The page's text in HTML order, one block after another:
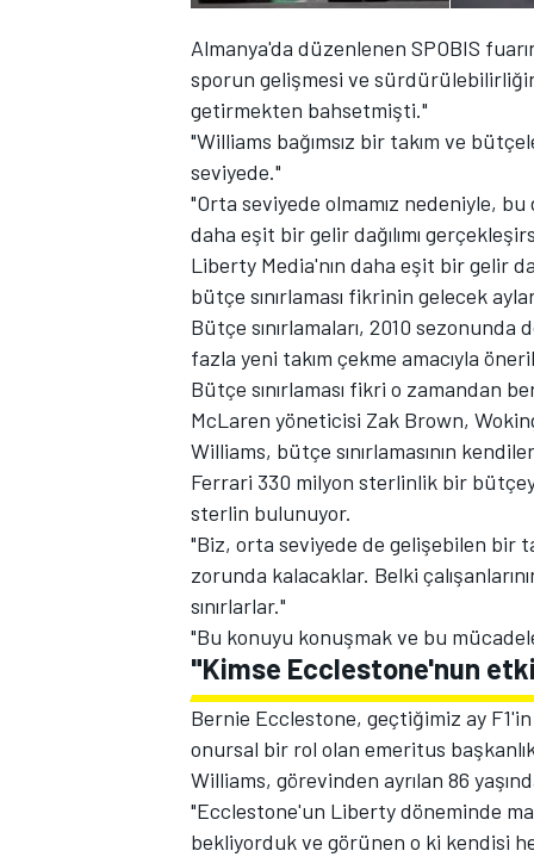
TÜRK SPORCULAR
Almanya'da düzenlenen SPOBIS
sporun gelişmesi ve
getirmekten bahsetmişti."
"Williams bağımsız bir takım ve
seviyede."
"Orta seviyede olmamız nedeniyle,
daha eşit bir gelir dağılımı
Liberty Media'nın daha eşit bir gelir
bütçe sınırlaması fikrinin gelecek
Bütçe sınırlamaları, 2010
fazla yeni takım çekme amacıyla
Bütçe sınırlaması fikri o zamandan
McLaren yöneticisi Zak Brown,
Williams, bütçe sınırlamasının
Ferrari 330 milyon sterlinlik bir
sterlin bulunuyor.
"Biz, orta seviyede de gelişebilen bir
zorunda kalacaklar. Belki
sınırlarlar."
"Bu konuyu konuşmak ve bu
"Kimse Ecclestone'nun
Bernie Ecclestone, geçtiğimiz ay
onursal bir rol olan emeritus
Williams, görevinden ayrılan 86
"Ecclestone'un Liberty döneminde
bekliyorduk ve görünen o ki kendisi